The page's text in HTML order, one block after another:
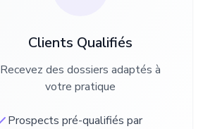
Clients Qualifiés
Recevez des dossiers adaptés à
votre pratique
Prospects pré-qualifiés par